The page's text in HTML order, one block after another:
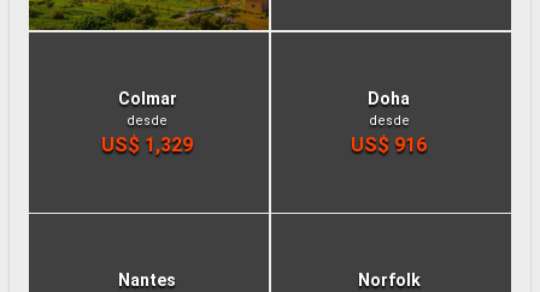
Colmar
desde
US$ 1,329
Doha
desde
US$ 916
Nantes Norfolk